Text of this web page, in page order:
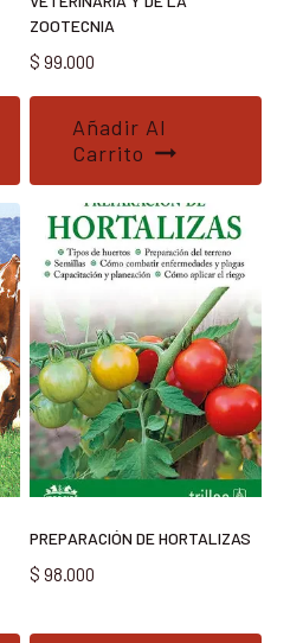
ZOOTECNIA
$ 99.000
Añadir Al
Carrito
PREPARACIÓN DE HORTALIZAS
$ 98.000